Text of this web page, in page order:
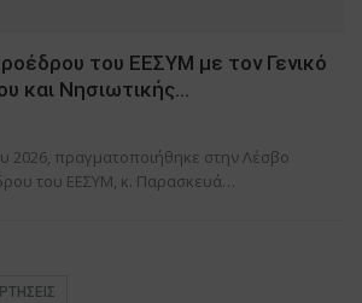
του ΕΕΣΥΜ με τον Γενικό
και Νησιωτικής…
2026, πραγματοποιήθηκε στην Λέσβο
του ΕΕΣΥΜ, κ. Παρασκευά…